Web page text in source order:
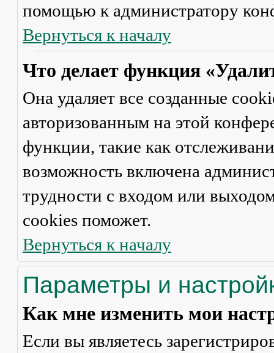
помощью к администратору
Вернуться к началу
Что делает функция
Она удаляет все созданные
авторизованным на этой
функции, такие как
возможность включена
трудности с входом или
cookies поможет.
Вернуться к началу
Параметры и
Как мне изменить мои
Если вы являетесь